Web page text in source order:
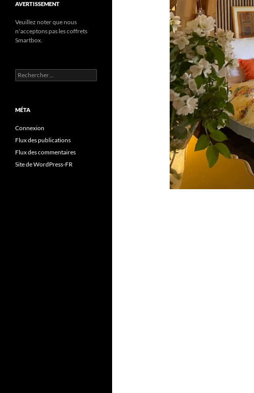
AVERTISSEMENT
Veuillez noter que nous
n'acceptons pas les coffrets
Smartbox.
Rechercher :
MÉTA
Connexion
Flux des publications
Flux des commentaires
Site de WordPress-FR